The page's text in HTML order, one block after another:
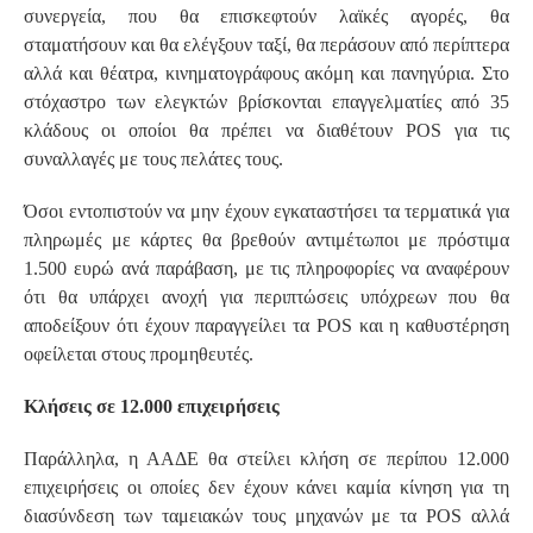
συνεργεία, που θα επισκεφτούν λαϊκές αγορές, θα
σταματήσουν και θα ελέγξουν ταξί, θα περάσουν από περίπτερα
αλλά και θέατρα, κινηματογράφους ακόμη και πανηγύρια. Στο
στόχαστρο των ελεγκτών βρίσκονται επαγγελματίες από 35
κλάδους οι οποίοι θα πρέπει να διαθέτουν POS για τις
συναλλαγές με τους πελάτες τους.
Όσοι εντοπιστούν να μην έχουν εγκαταστήσει τα τερματικά για
πληρωμές με κάρτες θα βρεθούν αντιμέτωποι με πρόστιμα
1.500 ευρώ ανά παράβαση, με τις πληροφορίες να αναφέρουν
ότι θα υπάρχει ανοχή για περιπτώσεις υπόχρεων που θα
αποδείξουν ότι έχουν παραγγείλει τα POS και η καθυστέρηση
οφείλεται στους προμηθευτές.
Κλήσεις σε 12.000 επιχειρήσεις
Παράλληλα, η ΑΑΔΕ θα στείλει κλήση σε περίπου 12.000
επιχειρήσεις οι οποίες δεν έχουν κάνει καμία κίνηση για τη
διασύνδεση των ταμειακών τους μηχανών με τα POS αλλά